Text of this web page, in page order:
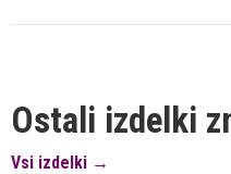
Ostali izdelki
Vsi izdelki →